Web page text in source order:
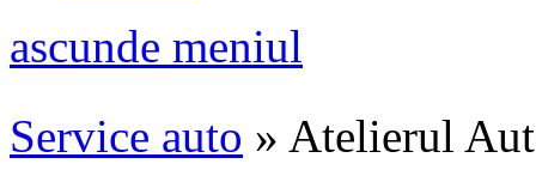
ascunde meniul
Service auto » Atelierul